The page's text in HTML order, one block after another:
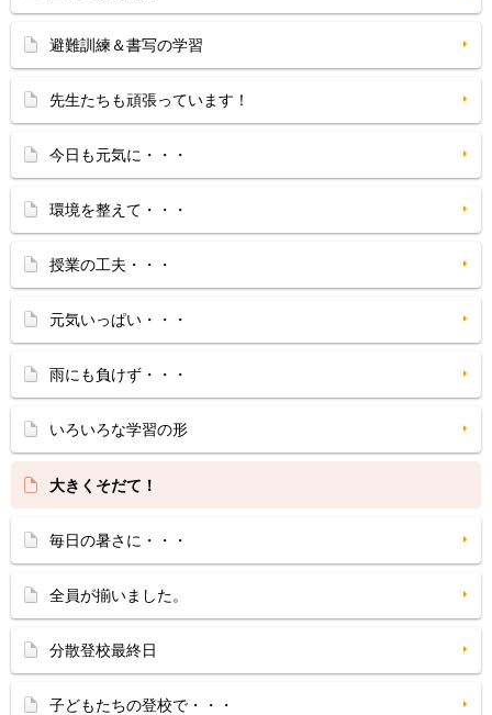
避難訓練＆書写の学習
先生たちも頑張っています！
今日も元気に・・・
環境を整えて・・・
授業の工夫・・・
元気いっぱい・・・
雨にも負けず・・・
いろいろな学習の形
大きくそだて！
毎日の暑さに・・・
全員が揃いました。
分散登校最終日
子どもたちの登校で・・・